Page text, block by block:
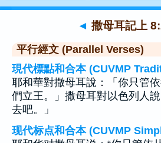
◄ 撒母耳記上
平行經文 (Parallel Verses)
現代標點和合本 (CUVMP
耶和華對撒母耳說：「你只管
們立王。」撒母耳對以色列人
去吧。」
现代标点和合本 (CUVMP